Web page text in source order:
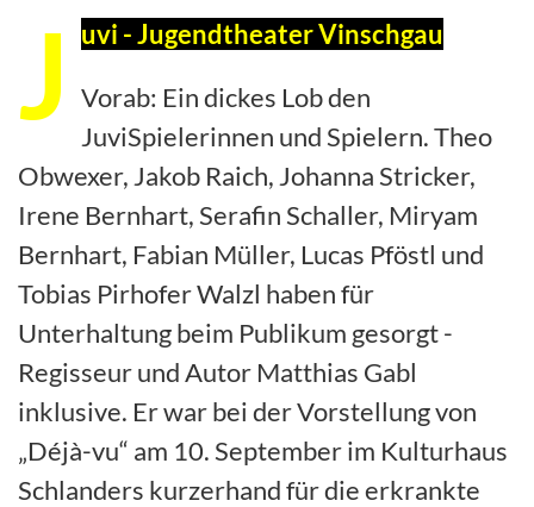
J
uvi - Jugendtheater Vinschgau
Vorab: Ein dickes Lob den
JuviSpielerinnen und Spielern. Theo
Obwexer, Jakob Raich, Johanna Stricker,
Irene Bernhart, Serafin Schaller, Miryam
Bernhart, Fabian Müller, Lucas Pföstl und
Tobias Pirhofer Walzl haben für
Unterhaltung beim Publikum gesorgt -
Regisseur und Autor Matthias Gabl
inklusive. Er war bei der Vorstellung von
„Déjà-vu“ am 10. September im Kulturhaus
Schlanders kurzerhand für die erkrankte